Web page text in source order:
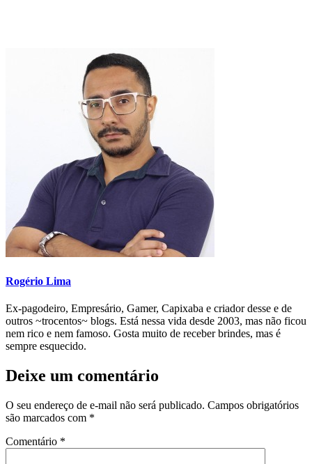
Rogério Lima
Ex-pagodeiro, Empresário, Gamer, Capixaba e criador desse e de
outros ~trocentos~ blogs. Está nessa vida desde 2003, mas não ficou
nem rico e nem famoso. Gosta muito de receber brindes, mas é
sempre esquecido.
Deixe um comentário
O seu endereço de e-mail não será publicado. Campos obrigatórios
são marcados com *
Comentário *